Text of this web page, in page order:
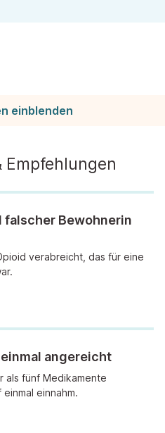
einblenden
Empfehlungen
Bewohnerin
verabreicht, das für eine
angereicht
als fünf Medikamente
einnahm.